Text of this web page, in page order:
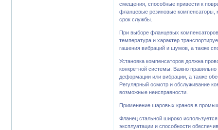
смещения, способные привести к
фланцевые резиновые компенсаторы,
срок службы.
При выборе фланцевых
температура и характер
гашения вибраций и шумов, а также
Установка компенсаторов должна
конкретной системы. Важно
деформации или вибрации, а также
Регулярный осмотр и обслуживание
возможные неисправности.
Применение шаровых кранов в
Фланец стальной широко
эксплуатации и способности